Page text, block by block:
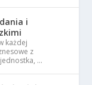
i
każdej
z
…